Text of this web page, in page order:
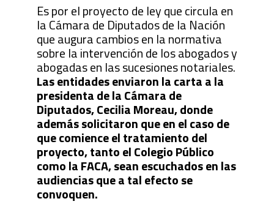
Es por el proyecto de ley que circula en
la Cámara de Diputados de la Nación
que augura cambios en la normativa
sobre la intervención de los abogados y
abogadas en las sucesiones notariales.
Las entidades enviaron la carta a la
presidenta de la Cámara de
Diputados, Cecilia Moreau, donde
además solicitaron que en el caso de
que comience el tratamiento del
proyecto, tanto el Colegio Público
como la FACA, sean escuchados en las
audiencias que a tal efecto se
convoquen.